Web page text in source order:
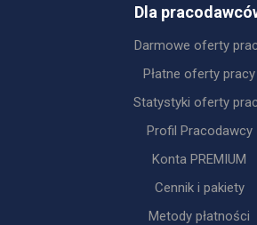
Dla
Darmowe oferty
Płatne oferty pracy
Statystyki oferty
Profil Pracodawcy
Konta PREMIUM
Cennik i pakiety
Metody płatności